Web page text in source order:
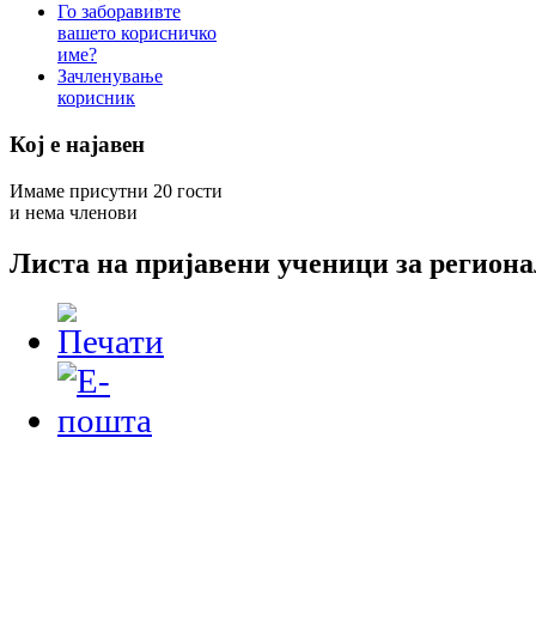
Го заборавивте
вашето корисничко
име?
Зачленување
корисник
Кој е најавен
Имаме присутни 20 гости
и нема членови
Листа на пријавени ученици за